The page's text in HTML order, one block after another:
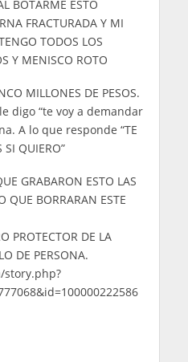
BOTARME ESTO
FRACTURADA Y MI
TODOS LOS
Y MENISCO ROTO
MILLONES DE PESOS.
digo “te voy a demandar
A lo que responde “TE
SI QUIERO”
GRABARON ESTO LAS
QUE BORRARAN ESTE
PROTECTOR DE LA
DE PERSONA.
story.php?